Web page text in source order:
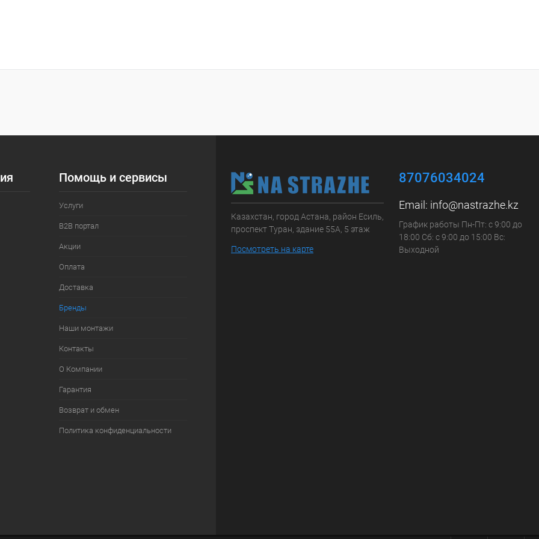
Помощь и сервисы
Услуги
B2B портал
Акции
Оплата
Доставка
Бренды
Наши монтажи
Контакты
О Компании
Гарантия
Возврат и обмен
Политика конфиденциальности
Казахстан, город Астана, район Есиль,
проспект Туран, здание 55А, 5 этаж
Посмотреть на карте
87076034024
Email: info@nastrazhe.kz
График работы Пн-Пт: с 9:00 до
18:00 Сб: с 9:00 до 15:00 Вс:
Выходной